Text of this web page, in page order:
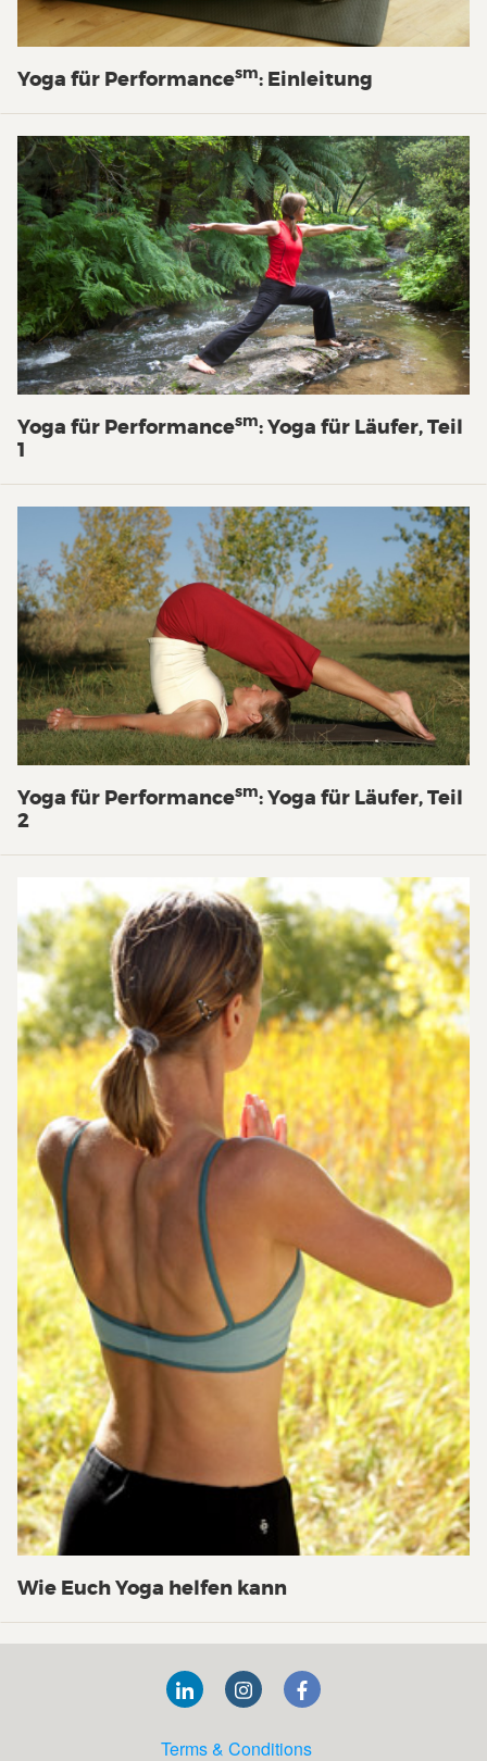
Yoga für Performancesm: Einleitung
Yoga für Performancesm: Yoga für Läufer, Teil
1
Yoga für Performancesm: Yoga für Läufer, Teil
2
Wie Euch Yoga helfen kann
Terms & Conditions